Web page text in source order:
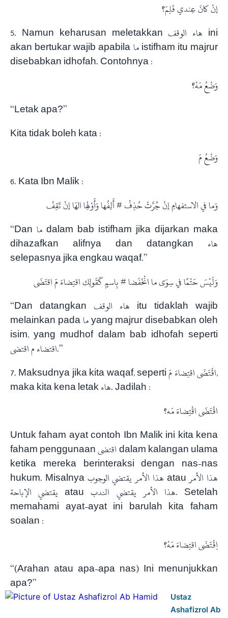
إنْ كانَ عِندي فَلِمَ؟
5. Namun keharusan meletakkan هاء الوقف ini
akan bertukar wajib apabila ما istifham itu majrur
disebabkan idhofah. Contohnya :
وَضْعُ مَهْ؟
“Letak apa?”
Kita tidak boleh kata :
وَضْعُ مَ
6. Kata Ibn Malik :
وَما في الاستفهامِ إنْ جُرَّتْ حُذِفْ # أَلِفُها وَأَوْلِها الهَا إنْ تَقِفْ
“Dan ما dalam bab istifham jika dijarkan maka
dihazafkan alifnya dan datangkan هاء
selepasnya jika engkau waqaf.”
وَلَيْسَ حَتْمًا في سِوَى ما انْخَفَضا # بِاسمٍ كَقَولِك اقتِضاءَ مَ اقتَضَى
“Dan datangkan هاء الوقف itu tidaklah wajib
melainkan pada ما yang majrur disebabkan oleh
isim, yang mudhof dalam bab idhofah seperti
اقتضاء م اقتضى.”
7. Maksudnya jika kita waqaf, seperti اقْتَضَى اقتِضاءَ مَ,
maka kita kena letak هاء. Jadilah :
اقْتَضَى اقْتِضاءَ مَه؟
Untuk faham ayat contoh Ibn Malik ini kita kena
faham penggunaan اقتضى dalam kalangan ulama
ketika mereka berinteraksi dengan nas-nas
hukum. Misalnya هذا الأمر يقتضي الوجوب atau هذا الأمر
يقتضي الإباحة atau هذا الأمر يقتضي الندب. Setelah
memahami ayat-ayat ini barulah kita faham
soalan :
اِقْتَضَى اقتِضاءَ مَهْ؟
“(Arahan atau apa-apa nas) Ini menunjukkan
apa?”
Ustaz
Ashafizrol Ab